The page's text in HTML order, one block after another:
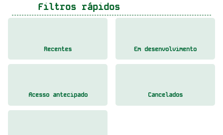
Filtros rápidos
Recentes Em desenvolvimento
Acesso antecipado Cancelados